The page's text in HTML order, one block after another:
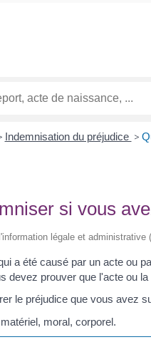
Indemnisation du préjudice >
si vous
légale et
a été causé par un acte ou
devez prouver que l'acte ou
le préjudice que vous avez
moral, corporel.